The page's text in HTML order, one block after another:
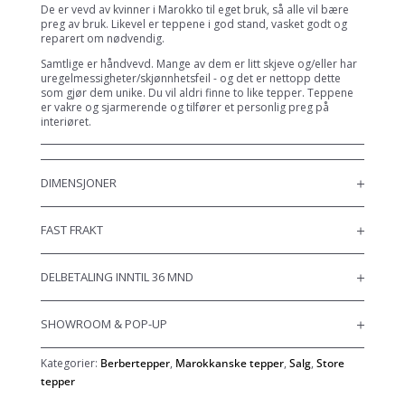
De er vevd av kvinner i Marokko til eget bruk, så alle vil bære
preg av bruk. Likevel er teppene i god stand, vasket godt og
reparert om nødvendig.
Samtlige er håndvevd. Mange av dem er litt skjeve og/eller har
uregelmessigheter/skjønnhetsfeil - og det er nettopp dette
som gjør dem unike. Du vil aldri finne to like tepper. Teppene
er vakre og sjarmerende og tilfører et personlig preg på
interiøret.
DIMENSJONER
FAST FRAKT
DELBETALING INNTIL 36 MND
SHOWROOM & POP-UP
Kategorier: Berbertepper, Marokkanske tepper, Salg, Store
tepper